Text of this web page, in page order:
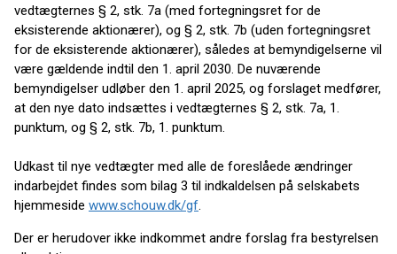
vedtægternes § 2, stk. 7a (med fortegningsret for de
eksisterende aktionærer), og § 2, stk. 7b (uden fortegningsret
for de eksisterende aktionærer), således at bemyndigelserne vil
være gældende indtil den 1. april 2030. De nuværende
bemyndigelser udløber den 1. april 2025, og forslaget medfører,
at den nye dato indsættes i vedtægternes § 2, stk. 7a, 1.
punktum, og § 2, stk. 7b, 1. punktum.
Udkast til nye vedtægter med alle de foreslåede ændringer
indarbejdet findes som bilag 3 til indkaldelsen på selskabets
hjemmeside www.schouw.dk/gf.
Der er herudover ikke indkommet andre forslag fra bestyrelsen